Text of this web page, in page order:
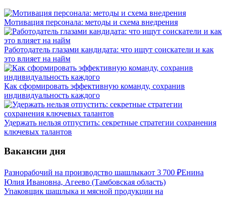
Мотивация персонала: методы и схема внедрения
Работодатель глазами кандидата: что ищут соискатели и как
это влияет на найм
Как сформировать эффективную команду, сохранив
индивидуальность каждого
Удержать нельзя отпустить: секретные стратегии сохранения
ключевых талантов
Вакансии дня
Разнорабочий на производство шашлыкаот 3 700 ₽Енина
Юлия Ивановна, Агеево (Тамбовская область)
Упаковщик шашлыка и мясной продукции на